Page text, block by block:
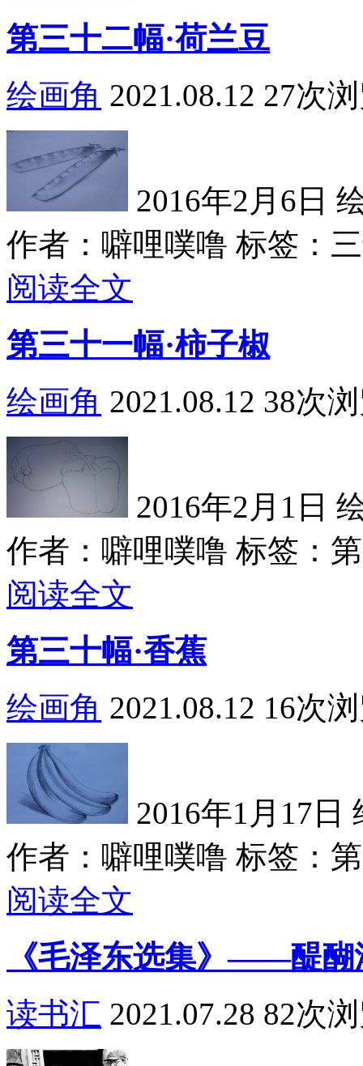
第三十二幅·荷兰豆
绘画角 2021.08.12 27次
2016年2月6日
作者：噼哩噗噜 标签：
阅读全文
第三十一幅·柿子椒
绘画角 2021.08.12 38次
2016年2月1日
作者：噼哩噗噜 标签：
阅读全文
第三十幅·香蕉
绘画角 2021.08.12 16次
2016年1月17日
作者：噼哩噗噜 标签：
阅读全文
《毛泽东选集》——醍醐
读书汇 2021.07.28 82次